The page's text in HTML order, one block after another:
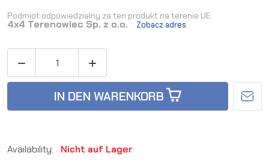
Podmiot odpowiedzialny za ten produkt na terenie UE:
4x4 Terenowiec Sp. z o.o. Zobacz adres
 
IN DEN WARENKORB
Availability: Nicht auf Lager